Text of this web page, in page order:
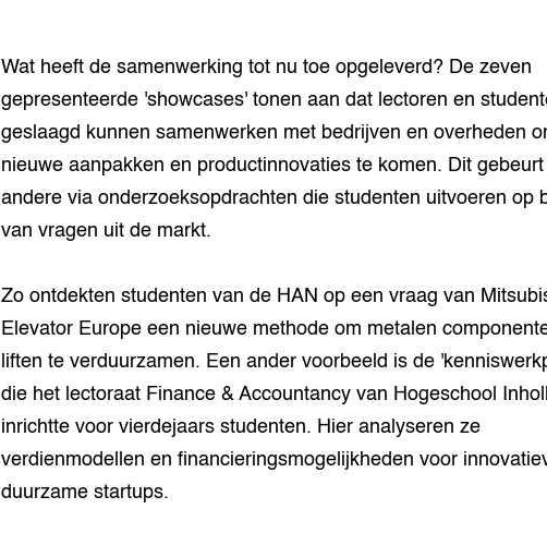
Wat heeft de samenwerking tot nu toe opgeleverd? De zeven
gepresenteerde 'showcases' tonen aan dat lectoren en
geslaagd kunnen samenwerken met bedrijven en overheden
nieuwe aanpakken en productinnovaties te komen. Dit
andere via onderzoeksopdrachten die studenten uitvoeren op
van vragen uit de markt.
Zo ontdekten studenten van de HAN op een vraag van
Elevator Europe een nieuwe methode om metalen
liften te verduurzamen. Een ander voorbeeld is de
die het lectoraat Finance & Accountancy van Hogeschool
inrichtte voor vierdejaars studenten. Hier analyseren ze
verdienmodellen en financieringsmogelijkheden voor
duurzame startups.